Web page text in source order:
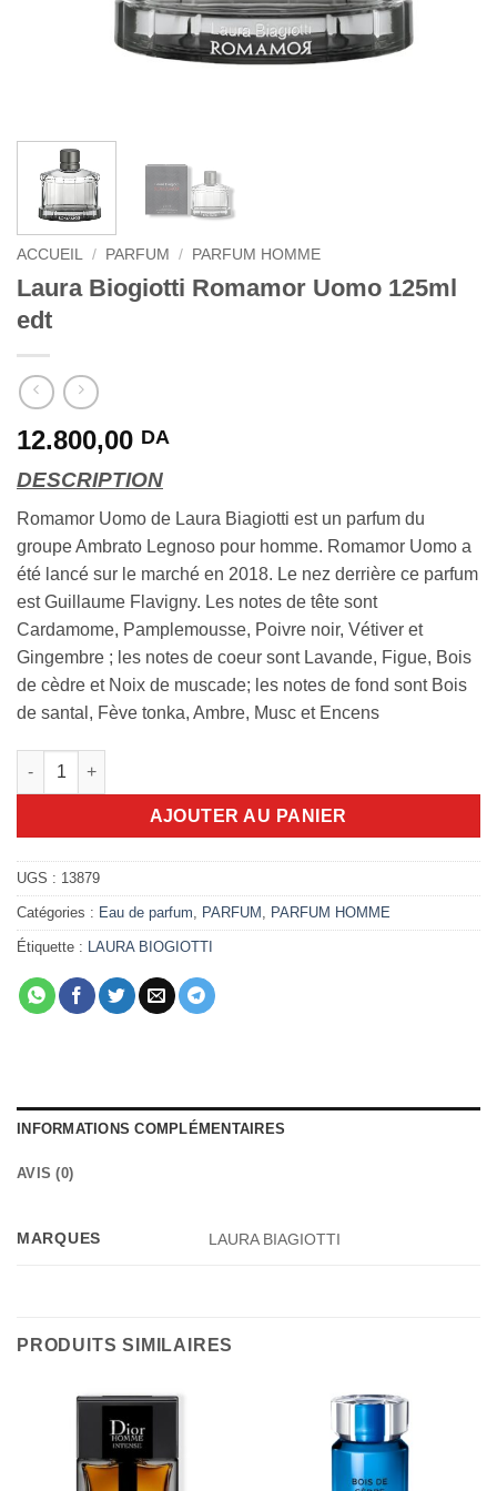
ACCUEIL / PARFUM / PARFUM HOMME
Laura Biogiotti Romamor Uomo 125ml
edt
12.800,00 DA
DESCRIPTION
Romamor Uomo de Laura Biagiotti est un parfum du
groupe Ambrato Legnoso pour homme. Romamor Uomo a
été lancé sur le marché en 2018. Le nez derrière ce parfum
est Guillaume Flavigny. Les notes de tête sont
Cardamome, Pamplemousse, Poivre noir, Vétiver et
Gingembre ; les notes de coeur sont Lavande, Figue, Bois
de cèdre et Noix de muscade; les notes de fond sont Bois
de santal, Fève tonka, Ambre, Musc et Encens
quantité de Laura Biogiotti Romamor Uomo 125ml edt
AJOUTER AU PANIER
UGS : 13879
Catégories : Eau de parfum PARFUM PARFUM HOMME
Étiquette : LAURA BIOGIOTTI
INFORMATIONS COMPLÉMENTAIRES
AVIS (0)
MARQUES LAURA BIAGIOTTI
PRODUITS SIMILAIRES